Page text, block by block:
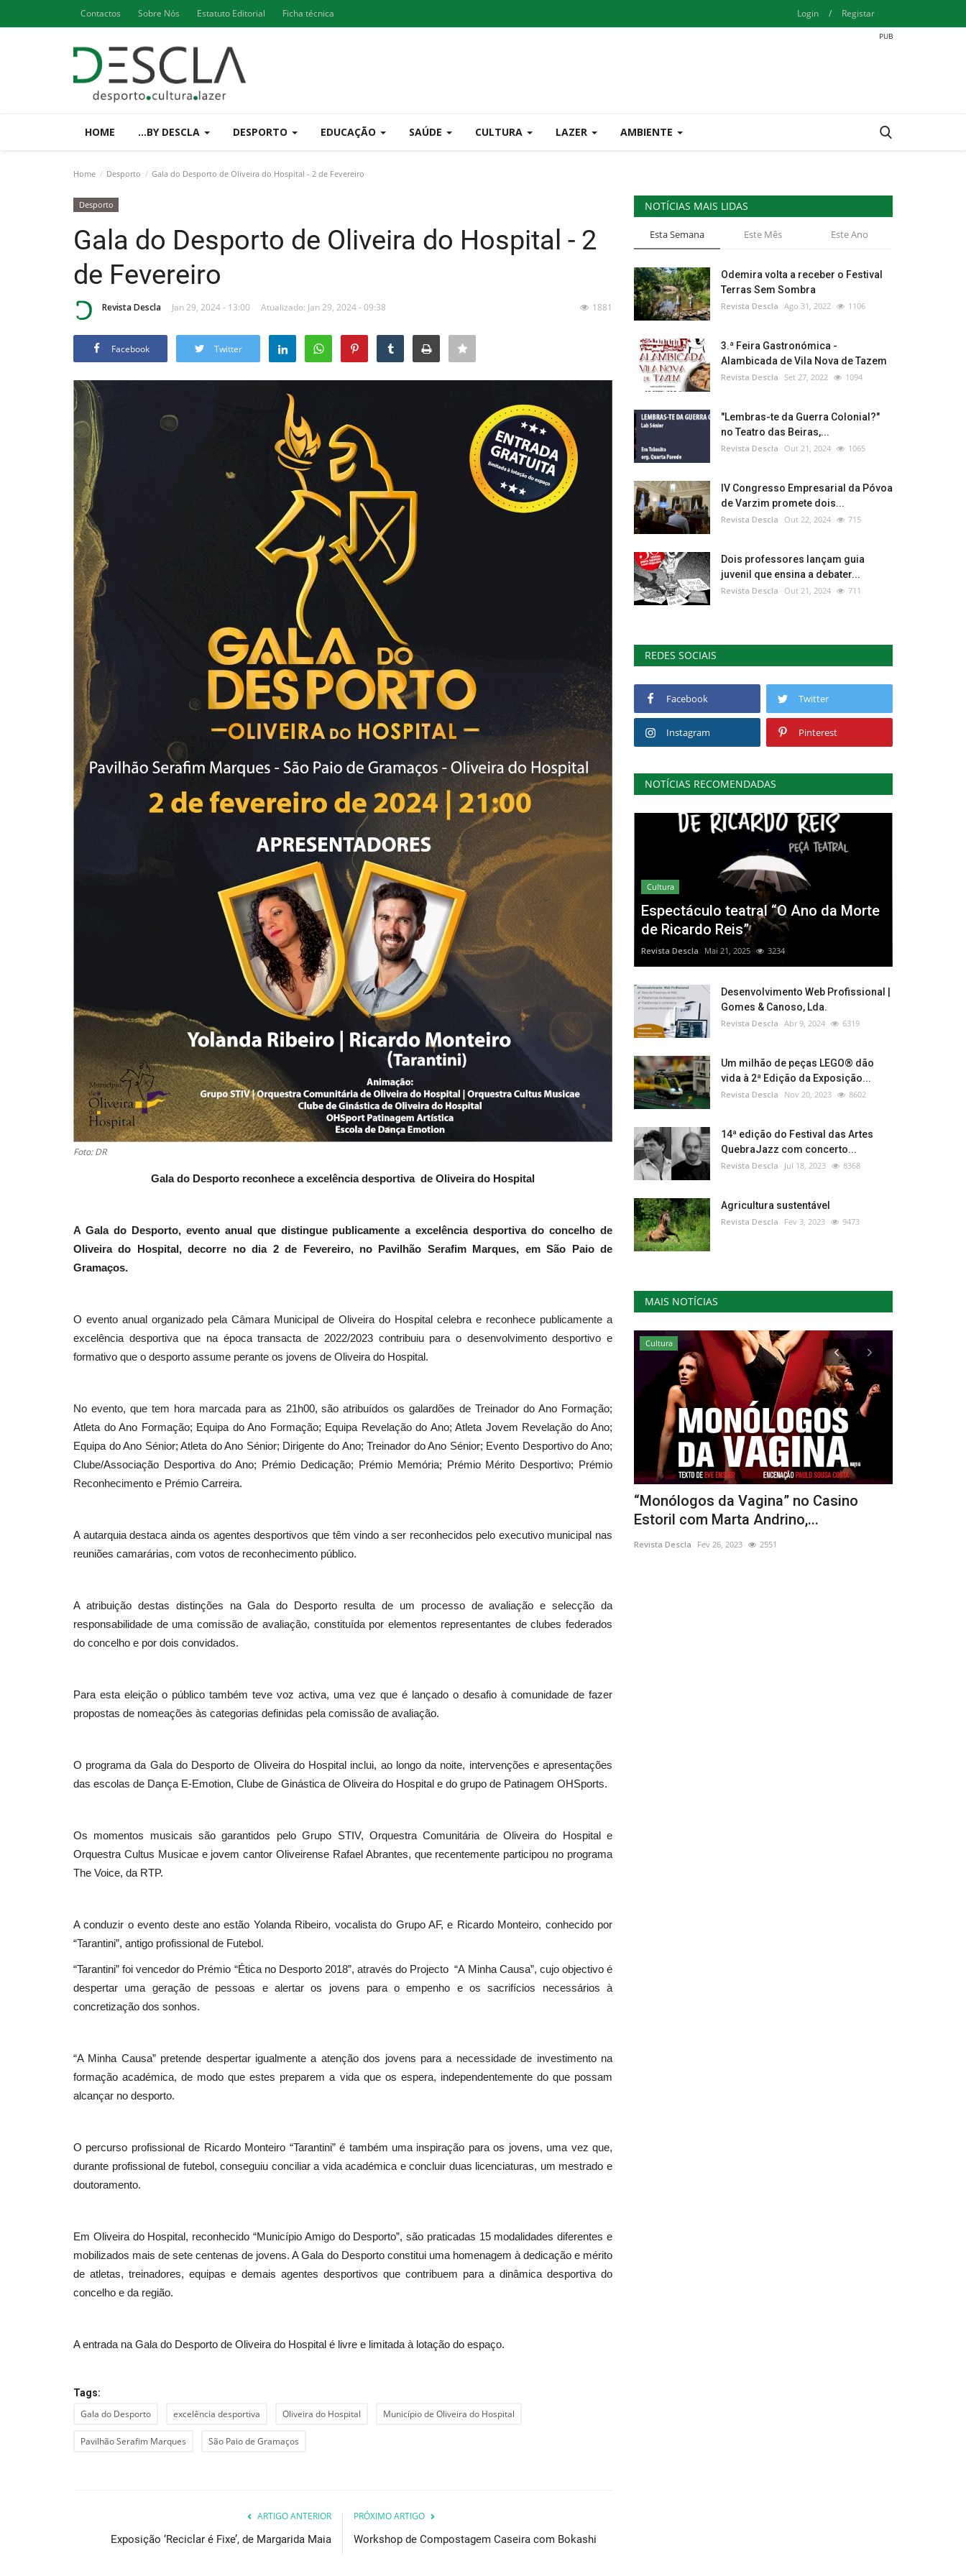
Contactos Sobre Nós Estatuto Editorial Ficha técnica Login / Registar
HOME ...BY DESCLA DESPORTO EDUCAÇÃO SAÚDE CULTURA LAZER AMBIENTE
Home Desporto Gala do Desporto de Oliveira do Hospital - 2 de Fevereiro
Desporto
Gala do Desporto de Oliveira do Hospital - 2
de Fevereiro
Revista Descla Jan 29, 2024 - 13:00 Atualizado: Jan 29, 2024 - 09:38 1881
Facebook Twitter
Foto: DR
Gala do Desporto reconhece a excelência desportiva de Oliveira do Hospital
A Gala do Desporto, evento anual que distingue publicamente a excelência desportiva do concelho de
Oliveira do Hospital, decorre no dia 2 de Fevereiro, no Pavilhão Serafim Marques, em São Paio de
Gramaços.
O evento anual organizado pela Câmara Municipal de Oliveira do Hospital celebra e reconhece publicamente a
excelência desportiva que na época transacta de 2022/2023 contribuiu para o desenvolvimento desportivo e
formativo que o desporto assume perante os jovens de Oliveira do Hospital.
No evento, que tem hora marcada para as 21h00, são atribuídos os galardões de Treinador do Ano Formação;
Atleta do Ano Formação; Equipa do Ano Formação; Equipa Revelação do Ano; Atleta Jovem Revelação do Ano;
Equipa do Ano Sénior; Atleta do Ano Sénior; Dirigente do Ano; Treinador do Ano Sénior; Evento Desportivo do Ano;
Clube/Associação Desportiva do Ano; Prémio Dedicação; Prémio Memória; Prémio Mérito Desportivo; Prémio
Reconhecimento e Prémio Carreira.
A autarquia destaca ainda os agentes desportivos que têm vindo a ser reconhecidos pelo executivo municipal nas
reuniões camarárias, com votos de reconhecimento público.
A atribuição destas distinções na Gala do Desporto resulta de um processo de avaliação e selecção da
responsabilidade de uma comissão de avaliação, constituída por elementos representantes de clubes federados
do concelho e por dois convidados.
Para esta eleição o público também teve voz activa, uma vez que é lançado o desafio à comunidade de fazer
propostas de nomeações às categorias definidas pela comissão de avaliação.
O programa da Gala do Desporto de Oliveira do Hospital inclui, ao longo da noite, intervenções e apresentações
das escolas de Dança E-Emotion, Clube de Ginástica de Oliveira do Hospital e do grupo de Patinagem OHSports.
Os momentos musicais são garantidos pelo Grupo STIV, Orquestra Comunitária de Oliveira do Hospital e
Orquestra Cultus Musicae e jovem cantor Oliveirense Rafael Abrantes, que recentemente participou no programa
The Voice, da RTP.
A conduzir o evento deste ano estão Yolanda Ribeiro, vocalista do Grupo AF, e Ricardo Monteiro, conhecido por
“Tarantini”, antigo profissional de Futebol.
“Tarantini” foi vencedor do Prémio “Ética no Desporto 2018”, através do Projecto “A Minha Causa”, cujo objectivo é
despertar uma geração de pessoas e alertar os jovens para o empenho e os sacrifícios necessários à
concretização dos sonhos.
“A Minha Causa” pretende despertar igualmente a atenção dos jovens para a necessidade de investimento na
formação académica, de modo que estes preparem a vida que os espera, independentemente do que possam
alcançar no desporto.
O percurso profissional de Ricardo Monteiro “Tarantini” é também uma inspiração para os jovens, uma vez que,
durante profissional de futebol, conseguiu conciliar a vida académica e concluir duas licenciaturas, um mestrado e
doutoramento.
Em Oliveira do Hospital, reconhecido “Município Amigo do Desporto”, são praticadas 15 modalidades diferentes e
mobilizados mais de sete centenas de jovens. A Gala do Desporto constitui uma homenagem à dedicação e mérito
de atletas, treinadores, equipas e demais agentes desportivos que contribuem para a dinâmica desportiva do
concelho e da região.
A entrada na Gala do Desporto de Oliveira do Hospital é livre e limitada à lotação do espaço.
Tags:
Gala do Desporto excelência desportiva Oliveira do Hospital Município de Oliveira do Hospital
Pavilhão Serafim Marques São Paio de Gramaços
ARTIGO ANTERIOR
Exposição ‘Reciclar é Fixe’, de Margarida Maia
PRÓXIMO ARTIGO
Workshop de Compostagem Caseira com Bokashi
NOTÍCIAS MAIS LIDAS
Esta Semana Este Mês Este Ano
Odemira volta a receber o Festival
Terras Sem Sombra
Revista Descla Ago 31, 2022 1106
3.ª Feira Gastronómica -
Alambicada de Vila Nova de Tazem
Revista Descla Set 27, 2022 1094
"Lembras-te da Guerra Colonial?"
no Teatro das Beiras,...
Revista Descla Out 21, 2024 1065
IV Congresso Empresarial da Póvoa
de Varzim promete dois...
Revista Descla Out 22, 2024 715
Dois professores lançam guia
juvenil que ensina a debater...
Revista Descla Out 21, 2024 711
REDES SOCIAIS
Facebook Twitter
Instagram Pinterest
NOTÍCIAS RECOMENDADAS
Cultura
Espectáculo teatral “O Ano da Morte
de Ricardo Reis”
Revista Descla Mai 21, 2025 3234
Desenvolvimento Web Profissional |
Gomes & Canoso, Lda.
Revista Descla Abr 9, 2024 6319
Um milhão de peças LEGO® dão
vida à 2ª Edição da Exposição...
Revista Descla Nov 20, 2023 8602
14ª edição do Festival das Artes
QuebraJazz com concerto...
Revista Descla Jul 18, 2023 8368
Agricultura sustentável
Revista Descla Fev 3, 2023 9473
MAIS NOTÍCIAS
Cultura Lazer
Mar 30, 2023
Cultura
“Monólogos da Vagina” no Casino
Estoril com Marta Andrino,...
Revista Descla Fev 26, 2023 2551